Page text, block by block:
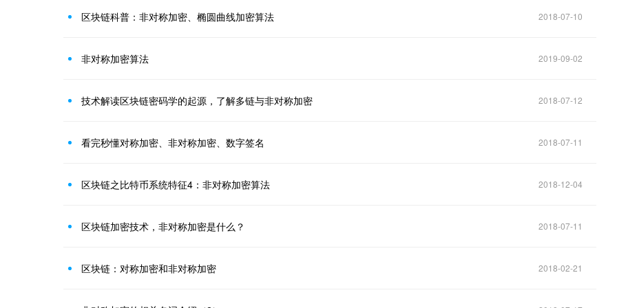
区块链科普：非对称加密、椭圆曲线加密算法 2018-07-10
非对称加密算法 2019-09-02
技术解读区块链密码学的起源，了解多链与非对称加密 2018-07-12
看完秒懂对称加密、非对称加密、数字签名 2018-07-11
区块链之比特币系统特征4：非对称加密算法 2018-12-04
区块链加密技术，非对称加密是什么？ 2018-07-11
区块链：对称加密和非对称加密 2018-02-21